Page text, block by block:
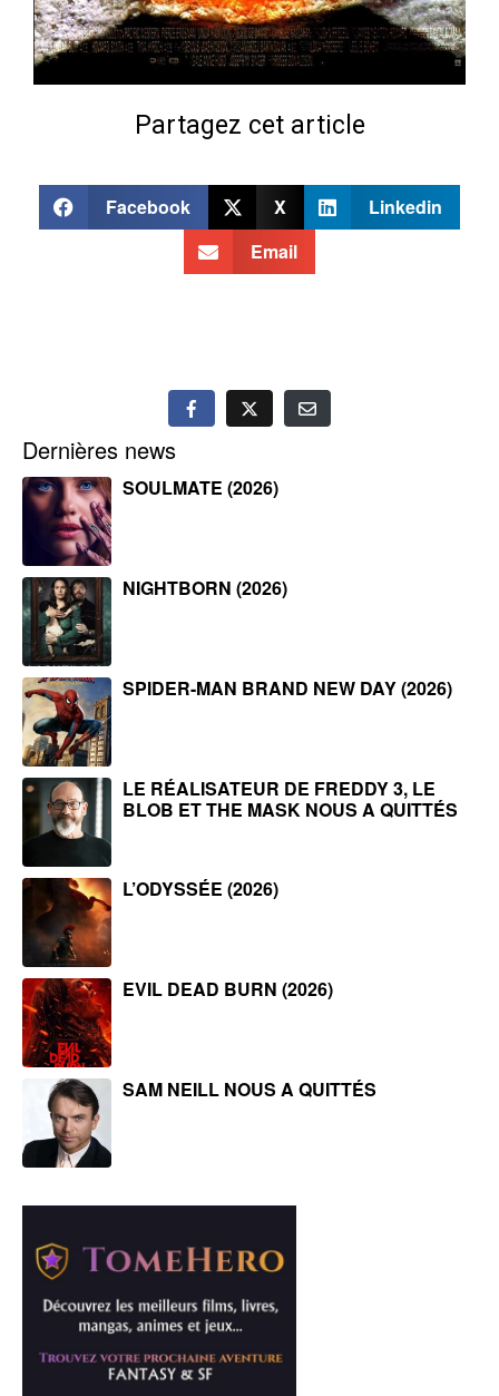
Partagez cet article
Facebook X
Linkedin
Email
Dernières news
SOULMATE (2026)
NIGHTBORN (2026)
SPIDER-MAN BRAND NEW DAY (2026)
LE RÉALISATEUR DE FREDDY 3, LE
BLOB ET THE MASK NOUS A QUITTÉS
L’ODYSSÉE (2026)
EVIL DEAD BURN (2026)
SAM NEILL NOUS A QUITTÉS